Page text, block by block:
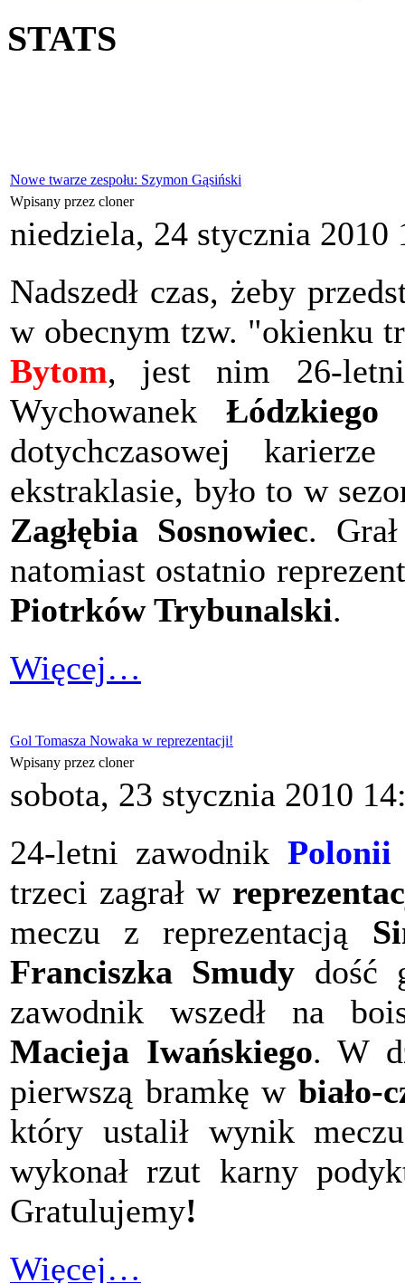
STATS
Nowe twarze zespołu: Szymon Gąsiński
Wpisany przez cloner
niedziela, 24 stycznia 2010
Nadszedł czas, żeby
w obecnym tzw. "okienku
Bytom, jest nim 26-letni
Wychowanek Łódzkiego
dotychczasowej
ekstraklasie, było to w
Zagłębia Sosnowiec.
natomiast ostatnio
Piotrków Trybunalski.
Więcej…
Gol Tomasza Nowaka w reprezentacji!
Wpisany przez cloner
sobota, 23 stycznia 2010
24-letni zawodnik Polonii
trzeci zagrał w
meczu z reprezentacją
Franciszka Smudy dość
zawodnik wszedł na
Macieja Iwańskiego. W
pierwszą bramkę wbiało-
który ustalił wynik
wykonał rzut karny
Gratulujemy!
Więcej…